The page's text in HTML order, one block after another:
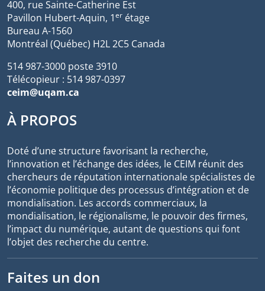
400, rue Sainte-Catherine Est
Pavillon Hubert-Aquin, 1er étage
Bureau A-1560
Montréal (Québec) H2L 2C5 Canada
514 987-3000 poste 3910
Télécopieur : 514 987-0397
ceim@uqam.ca
À PROPOS
Doté d’une structure favorisant la recherche,
l’innovation et l’échange des idées, le CEIM réunit des
chercheurs de réputation internationale spécialistes de
l’économie politique des processus d’intégration et de
mondialisation. Les accords commerciaux, la
mondialisation, le régionalisme, le pouvoir des firmes,
l’impact du numérique, autant de questions qui font
l’objet des recherche du centre.
Faites un don